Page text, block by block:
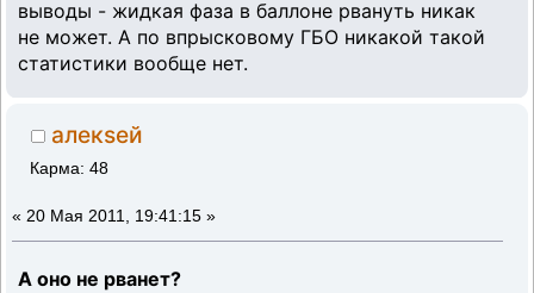
выводы - жидкая фаза в баллоне рвануть никак
не может. А по впрысковому ГБО никакой такой
статистики вообще нет.
алекsей
Карма: 48
« 20 Мая 2011, 19:41:15 »
А оно не рванет?